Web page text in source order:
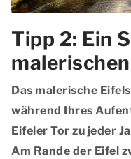
Tipp 2: Ein
Das malerische
während Ihres
Eifeler Tor zu jeder
Am Rande der Eifel